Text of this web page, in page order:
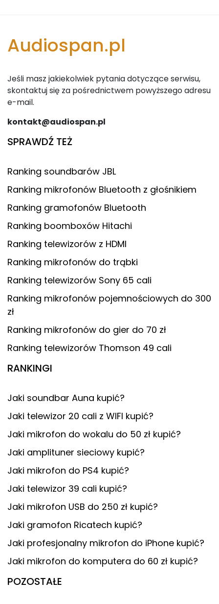
Audiospan.pl
Jeśli masz jakiekolwiek pytania dotyczące serwisu,
skontaktuj się za pośrednictwem powyższego adresu
e-mail.
kontakt@audiospan.pl
SPRAWDŹ TEŻ
Ranking soundbarów JBL
Ranking mikrofonów Bluetooth z głośnikiem
Ranking gramofonów Bluetooth
Ranking boomboxów Hitachi
Ranking telewizorów z HDMI
Ranking mikrofonów do trąbki
Ranking telewizorów Sony 65 cali
Ranking mikrofonów pojemnościowych do 300
zł
Ranking mikrofonów do gier do 70 zł
Ranking telewizorów Thomson 49 cali
RANKINGI
Jaki soundbar Auna kupić?
Jaki telewizor 20 cali z WIFI kupić?
Jaki mikrofon do wokalu do 50 zł kupić?
Jaki amplituner sieciowy kupić?
Jaki mikrofon do PS4 kupić?
Jaki telewizor 39 cali kupić?
Jaki mikrofon USB do 250 zł kupić?
Jaki gramofon Ricatech kupić?
Jaki profesjonalny mikrofon do iPhone kupić?
Jaki mikrofon do komputera do 60 zł kupić?
POZOSTAŁE